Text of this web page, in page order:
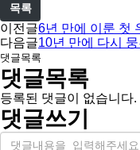
목록
이전글6년 만에 이룬 첫
다음글10년 만에 다시
댓글목록
댓글목록
등록된 댓글이 없습니다.
댓글쓰기
내